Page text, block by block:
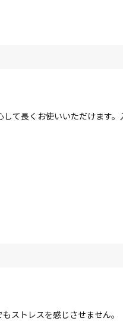
て長くお使いいただけます。
ストレスを感じさせません。